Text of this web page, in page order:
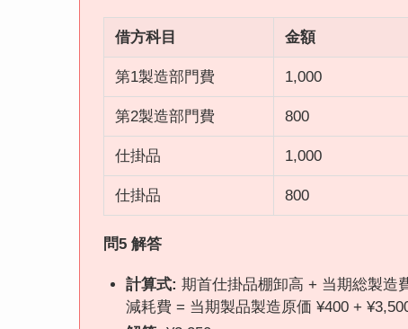
借方科目 金額
第1製造部門費 1,000
第2製造部門費 800
仕掛品 1,000
仕掛品 800
問5 解答
計算式: 期首仕掛品棚卸高 + 当期総製造
減耗費 = 当期製品製造原価 ¥400 +